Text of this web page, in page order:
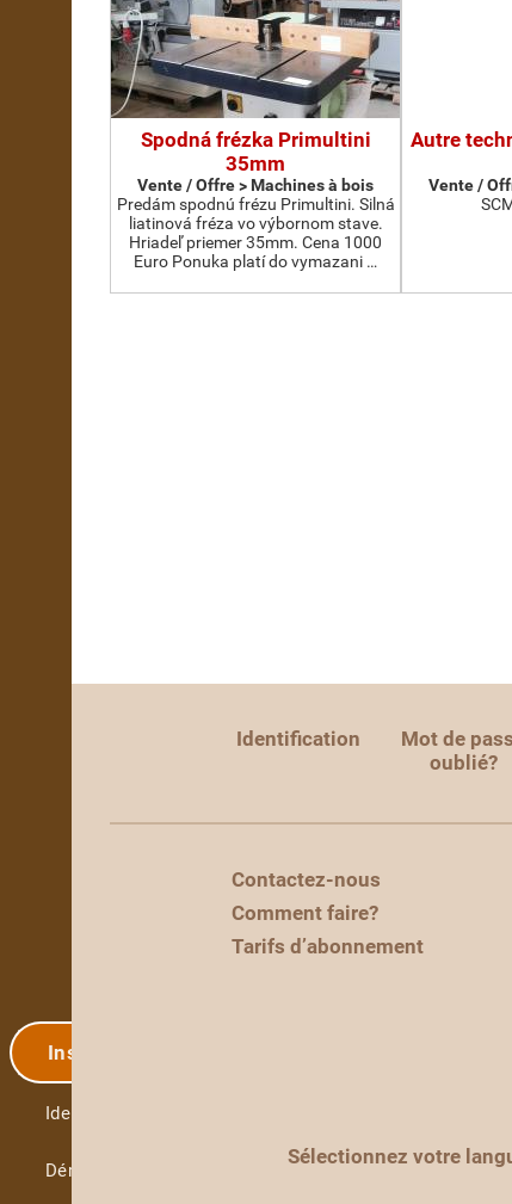
Inscription
Identification
Démo
Spodná frézka Primultini
35mm
Vente / Offre > Machines à bois
Predám spodnú frézu Primultini. Silná
liatinová fréza vo výbornom stave.
Hriadeľ priemer 35mm. Cena 1000
Euro Ponuka platí do vymazani …
Autre
Vente /
Identification
Mot de
oublié?
Contactez-nous
Comment faire?
Tarifs d’abonnement
Sélectionnez votre